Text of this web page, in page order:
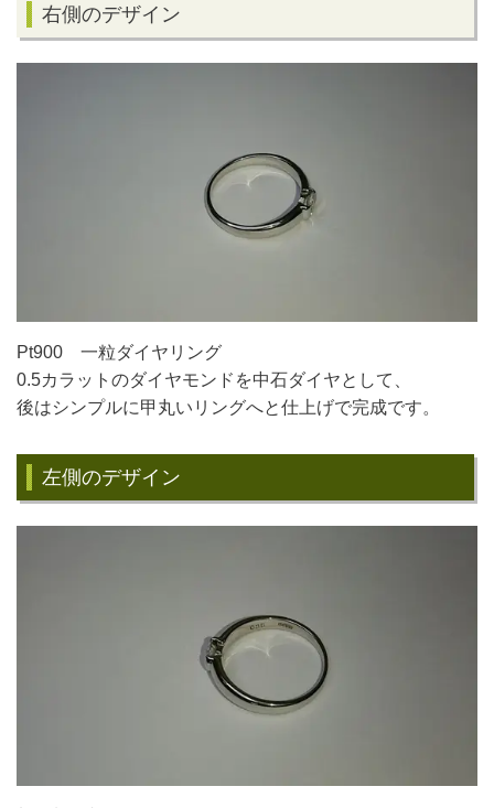
右側のデザイン
Pt900 一粒ダイヤリング
0.5カラットのダイヤモンドを中石ダイヤとして、
後はシンプルに甲丸いリングへと仕上げで完成です。
左側のデザイン